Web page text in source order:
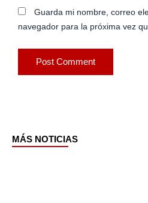
Guarda mi nombre, correo
navegador para la próxima vez
MÁS NOTICIAS